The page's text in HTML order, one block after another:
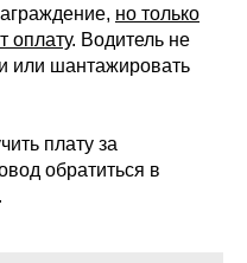
но только
оплату. Водитель не
или шантажировать
плату за
обратиться в